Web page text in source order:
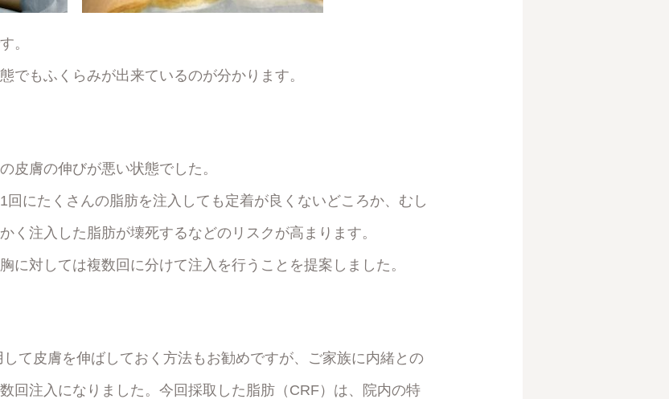
。
でもふくらみが出来ているのが分かります。
皮膚の伸びが悪い状態でした。
回にたくさんの脂肪を注入しても定着が良くないどころか、むし
く注入した脂肪が壊死するなどのリスクが高まります。
に対しては複数回に分けて注入を行うことを提案しました。
て皮膚を伸ばしておく方法もお勧めですが、ご家族に内緒との
回注入になりました。今回採取した脂肪（CRF）は、院内の特